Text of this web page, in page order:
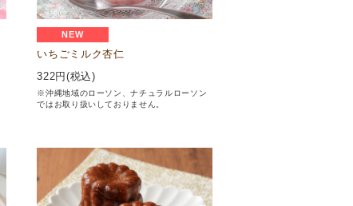
NEW
いちごミルク杏仁
322円(税込)
※沖縄地域のローソン、ナチュラルローソン
ではお取り扱いしておりません。